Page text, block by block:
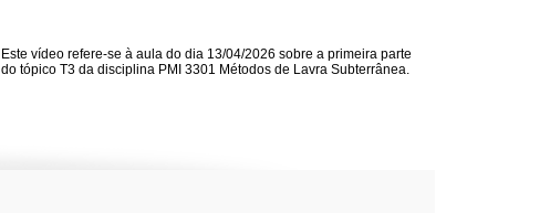
Este vídeo refere-se à aula do dia 13/04/2026 sobre a primeira parte
do tópico T3 da disciplina PMI 3301 Métodos de Lavra Subterrânea.